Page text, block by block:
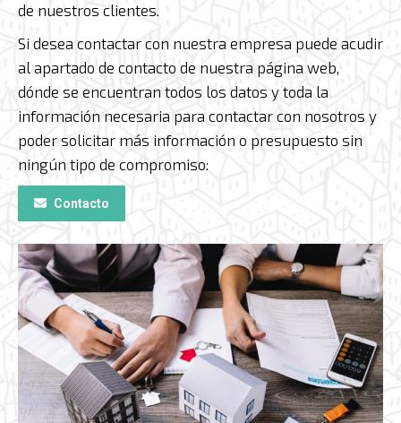
de nuestros clientes.
Si desea contactar con nuestra empresa puede acudir
al apartado de contacto de nuestra página web,
dónde se encuentran todos los datos y toda la
información necesaria para contactar con nosotros y
poder solicitar más información o presupuesto sin
ningún tipo de compromiso:
Contacto